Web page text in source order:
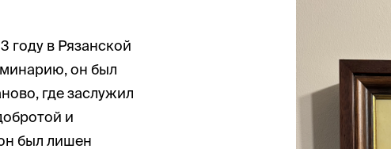
году в Рязанской
он был
где заслужил
и
был лишен